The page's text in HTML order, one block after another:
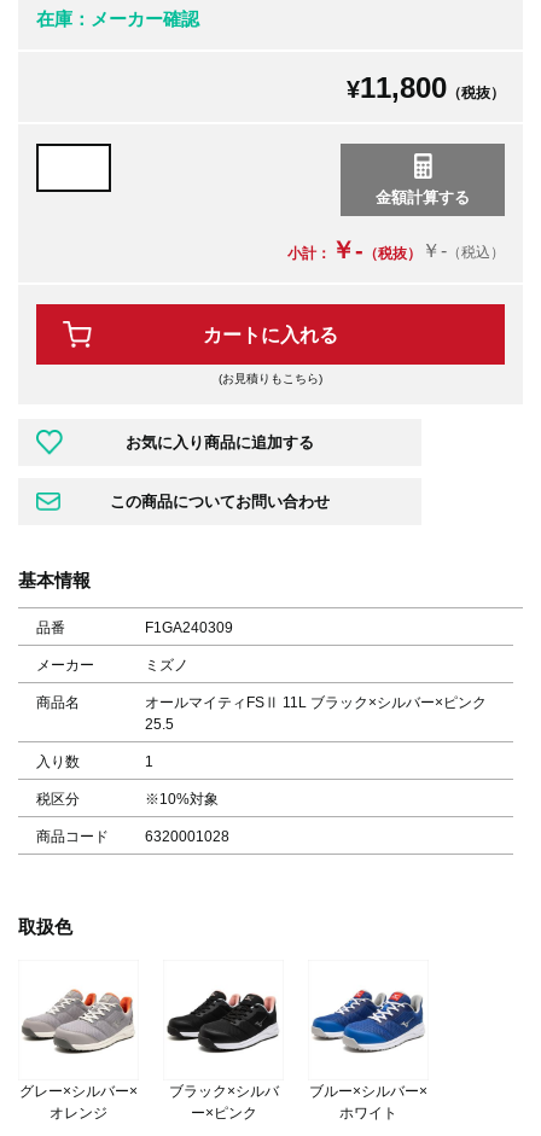
在庫：メーカー確認
¥11,800 （税抜）
小計： ￥- （税抜） ￥- （税込）
カートに入れる
(お見積りもこちら)
基本情報
品番 F1GA240309
メーカー ミズノ
商品名
オールマイティFSⅡ 11L ブラック×シルバー×ピンク
25.5
入り数 1
税区分 ※10%対象
商品コード 6320001028
取扱色
グレー×シルバー×
オレンジ
ブラック×シルバ
ー×ピンク
ブルー×シルバー×
ホワイト